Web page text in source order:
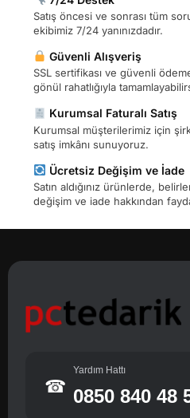
Satış öncesi ve sonrası tüm
ekibimiz 7/24 yanınızdadır.
Güvenli Alışveriş
SSL sertifikası ve güvenli
gönül rahatlığıyla
Kurumsal Faturalı Satış
Kurumsal müşterilerimiz için
satış imkânı sunuyoruz.
Ücretsiz Değişim ve İade
Satın aldığınız ürünlerde,
değişim ve iade hakkından
☎
Yardım Hattı
0850 840 48